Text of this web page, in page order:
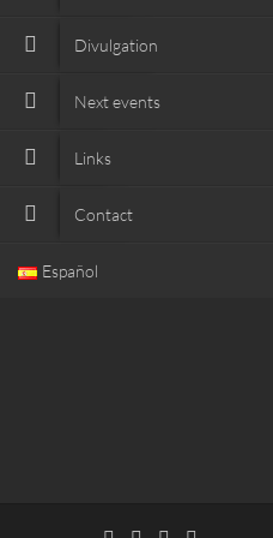
Divulgation
Next events
Links
Contact
Español